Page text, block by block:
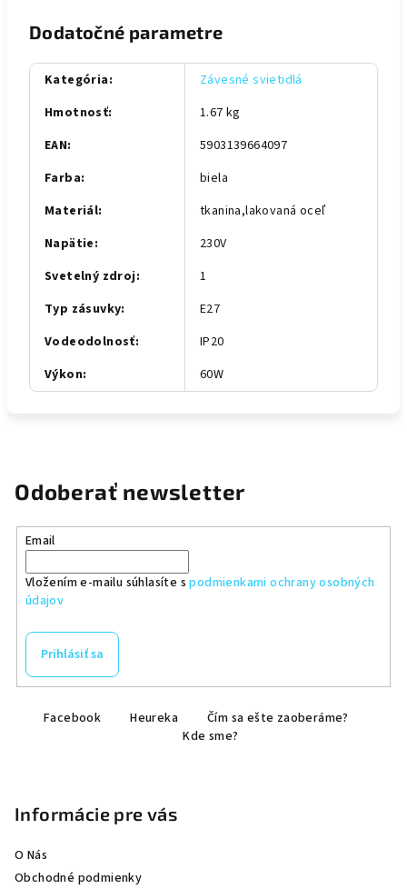
Dodatočné parametre
Kategória:
Závesné svietidlá
Hmotnosť:
1.67 kg
EAN:
5903139664097
Farba:
biela
Materiál:
tkanina,lakovaná oceľ
Napätie:
230V
Svetelný zdroj:
1
Typ zásuvky:
E27
Vodeodolnosť:
IP20
Výkon: 60W
Odoberať newsletter
Email
Vložením e-mailu súhlasíte spodmienkami ochrany osobných
údajov
Prihlásiť sa
Facebook Heureka
Čím sa ešte zaoberáme?
Kde sme?
Informácie pre vás
O Nás
Obchodné podmienky